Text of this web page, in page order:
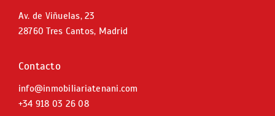
Av. de Viñuelas, 23
28760 Tres Cantos, Madrid
Contacto
info@inmobiliariatenani.com
+34 918 03 26 08